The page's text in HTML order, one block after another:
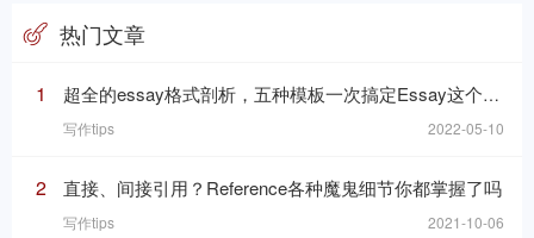
热门文章
1 超全的essay格式剖析，五种模板一次搞定Essay这个“八股文”
写作tips 2022-05-10
2 直接、间接引用？Reference各种魔鬼细节你都掌握了吗
写作tips 2021-10-06